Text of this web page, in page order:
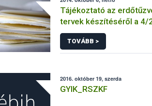
Tájékoztató az
tervek készítéséről a 4/
ÖM rendelet előírásai
TOVÁBB >
2016. október 19, szerda
GYIK_RSZKF